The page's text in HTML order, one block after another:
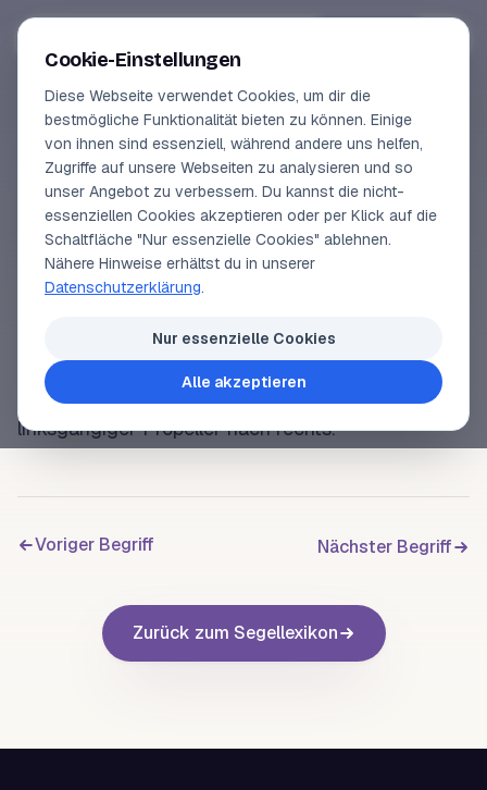
Online-Kurse
Vorschau
Erfahrungen
Lehrbuchautor
SEGELLEXIKON
Linksgängiger
Propeller
, der sich bei Vorausfahrt von hinten
gesehen nach links, also gegen den Uhrzeigersinn
dreht. Bei Achterausfahrt dreht sich ein
linksgängigerPropellernach rechts.
Voriger Begriff Nächster Begriff
Zurück zum Segellexikon
Cookie-Einstellungen
Diese Webseite verwendet Cookies, um dir die
bestmögliche Funktionalität bieten zu können. Einige
von ihnen sind essenziell, während andere uns helfen,
Zugriffe auf unsere Webseiten zu analysieren und so
unser Angebot zu verbessern. Du kannst die nicht-
essenziellen Cookies akzeptieren oder per Klick auf die
Schaltfläche "Nur essenzielle Cookies" ablehnen.
Nähere Hinweise erhältst du in unserer
Datenschutzerklärung.
Nur essenzielle Cookies
Alle akzeptieren